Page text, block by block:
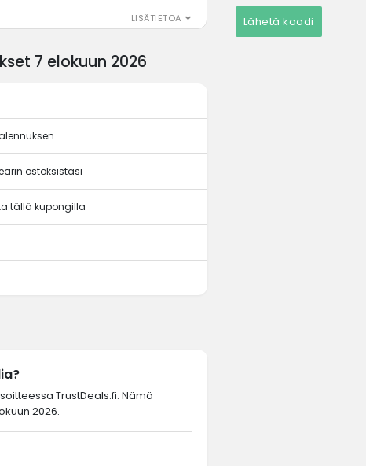
LISÄTIETOA
Lähetä koodi
7 elokuun 2026
ostoksistasi
tällä kupongilla
TrustDeals.fi. Nämä
2026.